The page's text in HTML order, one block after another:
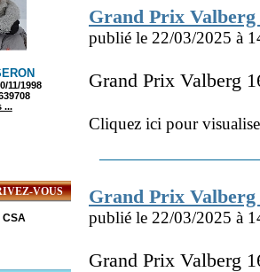
VOUS
CSA
Grand Prix Valberg
publié le 22/03/2025 à
Grand Prix Valberg
Cliquez ici pour
Grand Prix Valberg
publié le 22/03/2025 à
Grand Prix Valberg